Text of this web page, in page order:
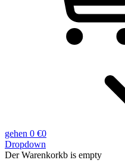
gehen 0 €0
Dropdown
Der Warenkorkb is empty